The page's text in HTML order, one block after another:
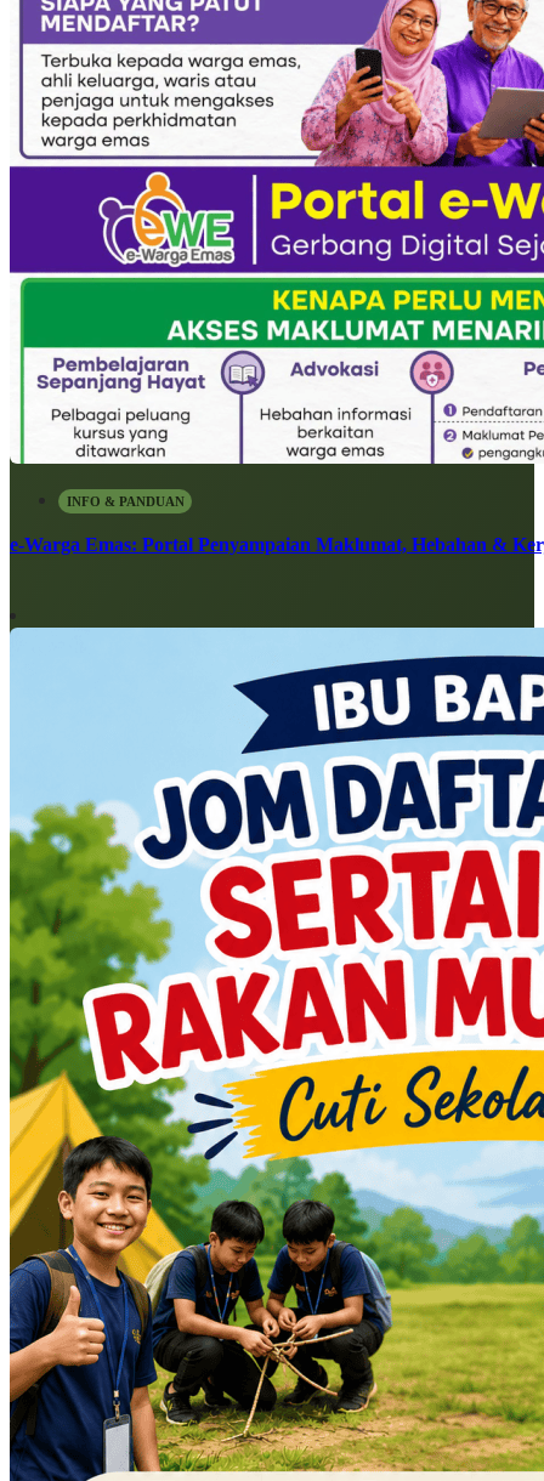
INFO & PANDUAN
e-Warga Emas: Portal Penyampaian Maklumat, Hebahan &